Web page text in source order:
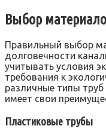
Выбор
Правильный выбор
долговечности
учитывать условия
требования к
различные типы
имеет свои
Пластиковые трубы